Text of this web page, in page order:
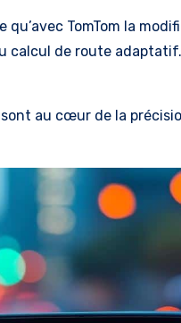
TomTom la
calcul de route
au cœur de la